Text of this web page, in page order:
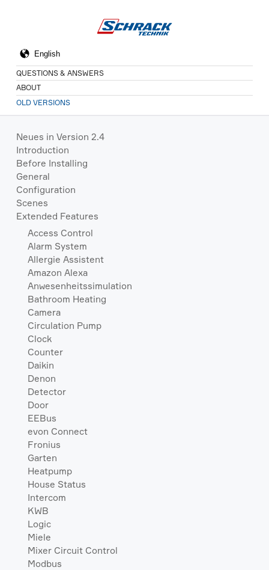
QUESTIONS & ANSWERS
ABOUT
OLD VERSIONS
Neues in Version 2.4
Introduction
Before Installing
General
Configuration
Scenes
Extended Features
Access Control
Alarm System
Allergie Assistent
Amazon Alexa
Anwesenheitssimulation
Bathroom Heating
Camera
Circulation Pump
Clock
Counter
Daikin
Denon
Detector
Door
EEBus
evon Connect
Fronius
Garten
Heatpump
House Status
Intercom
KWB
Logic
Miele
Mixer Circuit Control
Modbus